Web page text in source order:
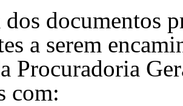
documentos
a serem
Procuradoria
com: